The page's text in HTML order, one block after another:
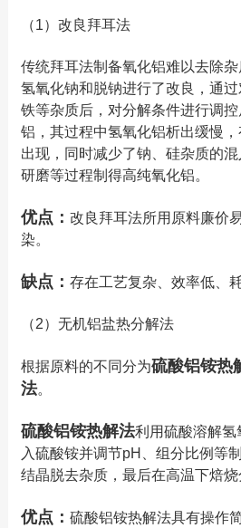
（1）改良拜耳法
传统拜耳法制备氧化铝难以去除
氢氧化钠和脱钠进行了改良，通
铁等杂质后，对分解条件进行调
铝，其过程中氢氧化铝析出缓慢
出现，同时减少了钠、硅杂质的混
研磨等过程制得高纯氧化铝。
优点： 改良拜耳法所用原料廉价
染。
缺点： 存在工艺复杂、效率低、
（2）无机铝盐热分解法
根据原料的不同分为硫酸铝铵热
法。
硫酸铝铵热解法利用硫酸溶解氢
入硫酸铵并调节pH、组分比例等
结晶脱去杂质，最后在高温下焙烧
优点： 硫酸铝铵热解法具有操作